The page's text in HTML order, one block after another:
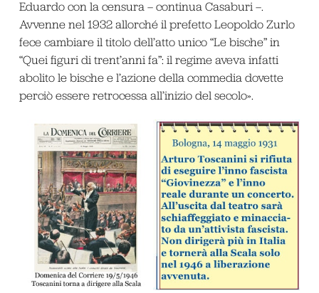
Eduardo con la censura – continua Casaburi –.
Avvenne nel 1932 allorché il prefetto Leopoldo Zurlo
fece cambiare il titolo dell’atto unico “Le bische” in
“Quei figuri di trent’anni fa”: il regime aveva infatti
abolito le bische e l’azione della commedia dovette
perciò essere retrocessa all’inizio del secolo».